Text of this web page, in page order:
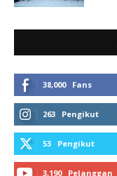
38,000 Fans
263 Pengikut
53 Pengikut
3,190 Pelanggan